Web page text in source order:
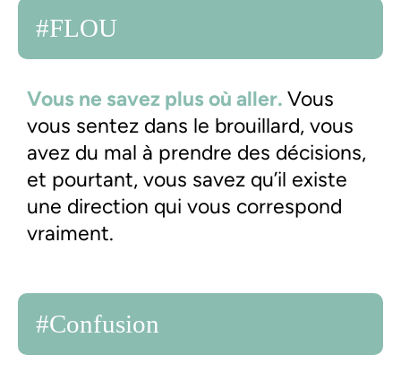
#FLOU
Vous ne savez plus où aller. Vous
vous sentez dans le brouillard, vous
avez du mal à prendre des décisions,
et pourtant, vous savez qu’il existe
une direction qui vous correspond
vraiment.
#Confusion